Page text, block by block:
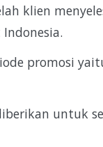
klien
promosi
untuk